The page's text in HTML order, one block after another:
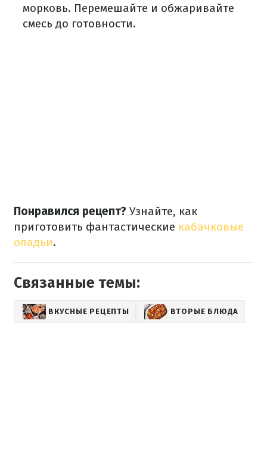
морковь. Перемешайте и обжаривайте
смесь до готовности.
Понравился рецепт? Узнайте, как
приготовить фантастические кабачковые
оладьи.
Связанные темы:
ВКУСНЫЕ РЕЦЕПТЫ ВТОРЫЕ БЛЮДА